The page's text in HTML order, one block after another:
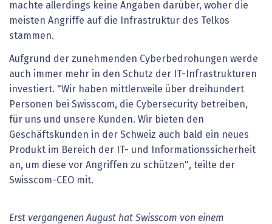
machte allerdings keine Angaben darüber, woher die
meisten Angriffe auf die Infrastruktur des Telkos
stammen.
Aufgrund der zunehmenden Cyberbedrohungen werde
auch immer mehr in den Schutz der IT-Infrastrukturen
investiert. "Wir haben mittlerweile über dreihundert
Personen bei Swisscom, die Cybersecurity betreiben,
für uns und unsere Kunden. Wir bieten den
Geschäftskunden in der Schweiz auch bald ein neues
Produkt im Bereich der IT- und Informationssicherheit
an, um diese vor Angriffen zu schützen", teilte der
Swisscom-CEO mit.
Erst vergangenen August hat Swisscom von einem